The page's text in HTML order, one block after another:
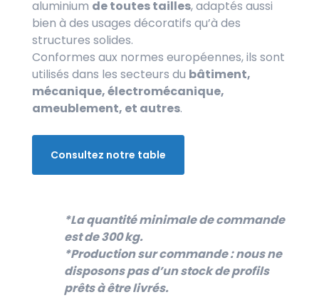
aluminium de toutes tailles, adaptés aussi
bien à des usages décoratifs qu’à des
structures solides.
Conformes aux normes européennes, ils sont
utilisés dans les secteurs du bâtiment,
mécanique, électromécanique,
ameublement, et autres.
Consultez notre table
*La quantité minimale de commande
est de 300 kg.
*Production sur commande : nous ne
disposons pas d’un stock de profils
prêts à être livrés.